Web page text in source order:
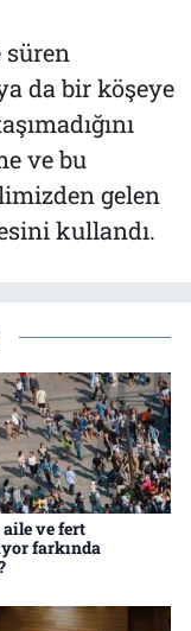
süren
da bir köşeye
ve bu
gelen
kullandı.
ve fert
farkında